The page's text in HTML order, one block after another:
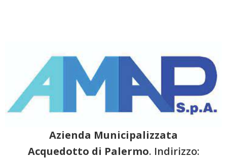
Azienda Municipalizzata
Acquedotto di Palermo. Indirizzo: